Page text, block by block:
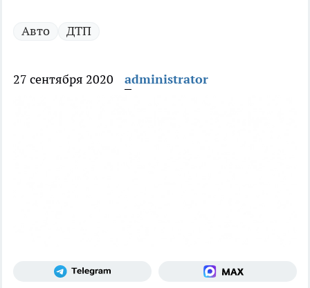
Авто ДТП
27 сентября 2020 administrator